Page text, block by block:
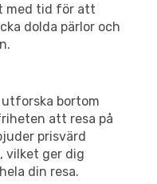
med tid för att
dolda pärlor och
bortom
att resa på
prisvärd
vilket ger dig
din resa.